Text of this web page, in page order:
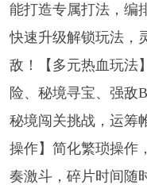
能打造专属打法，编
快速升级解锁玩法，
敌！【多元热血玩法
险、秘境寻宝、强敌
秘境闯关挑战，运筹
操作】简化繁琐操作
奏激斗，碎片时间随